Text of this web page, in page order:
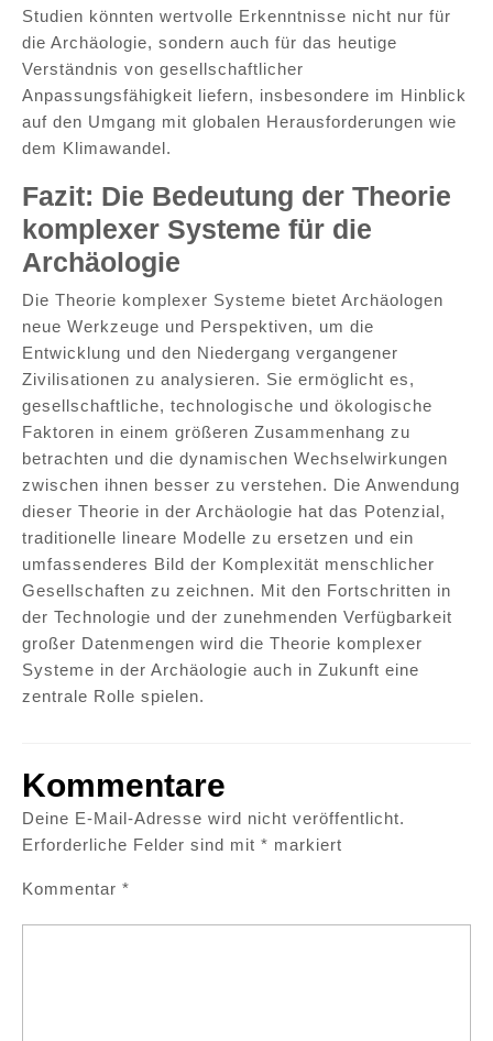
Studien könnten wertvolle Erkenntnisse nicht nur für
die Archäologie, sondern auch für das heutige
Verständnis von gesellschaftlicher
Anpassungsfähigkeit liefern, insbesondere im Hinblick
auf den Umgang mit globalen Herausforderungen wie
dem Klimawandel.
Fazit: Die Bedeutung der Theorie
komplexer Systeme für die
Archäologie
Die Theorie komplexer Systeme bietet Archäologen
neue Werkzeuge und Perspektiven, um die
Entwicklung und den Niedergang vergangener
Zivilisationen zu analysieren. Sie ermöglicht es,
gesellschaftliche, technologische und ökologische
Faktoren in einem größeren Zusammenhang zu
betrachten und die dynamischen Wechselwirkungen
zwischen ihnen besser zu verstehen. Die Anwendung
dieser Theorie in der Archäologie hat das Potenzial,
traditionelle lineare Modelle zu ersetzen und ein
umfassenderes Bild der Komplexität menschlicher
Gesellschaften zu zeichnen. Mit den Fortschritten in
der Technologie und der zunehmenden Verfügbarkeit
großer Datenmengen wird die Theorie komplexer
Systeme in der Archäologie auch in Zukunft eine
zentrale Rolle spielen.
Kommentare
Deine E-Mail-Adresse wird nicht veröffentlicht.
Erforderliche Felder sind mit * markiert
Kommentar *